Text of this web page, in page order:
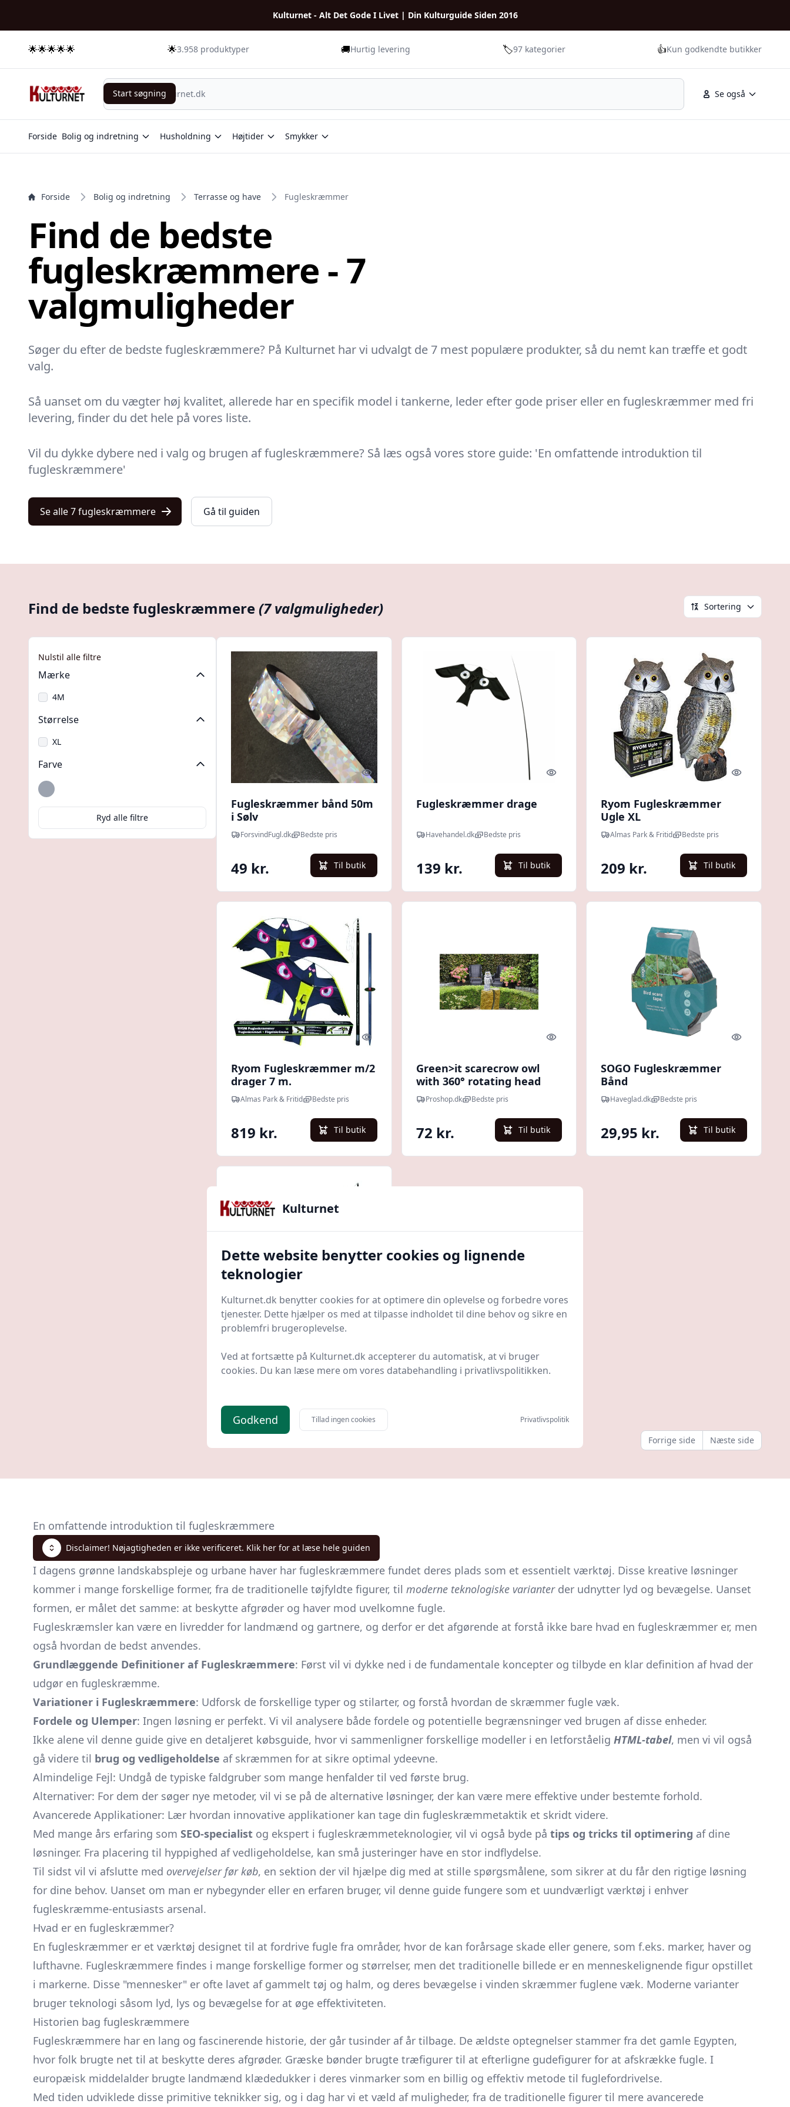
Kulturnet - Alt Det Gode I Livet | Din Kulturguide Siden 2016
🌟🌟🌟🌟🌟 🌟3.958 produktyper 🚚Hurtig levering 🏷️97 kategorier 👍Kun godkendte butikker
Se også
Start søgning
Start søgning
Forside Bolig og indretning Husholdning Højtider Smykker
Forside Bolig og indretning Terrasse og have Fugleskræmmer
Find de bedste
fugleskræmmere - 7
valgmuligheder
Søger du efter de bedste fugleskræmmere? På Kulturnet har vi udvalgt de 7 mest populære produkter, så du nemt kan træffe et godt
valg.
Så uanset om du vægter høj kvalitet, allerede har en specifik model i tankerne, leder efter gode priser eller en fugleskræmmer med fri
levering, finder du det hele på vores liste.
Vil du dykke dybere ned i valg og brugen af fugleskræmmere? Så læs også vores store guide: 'En omfattende introduktion til
fugleskræmmere'
Se alle 7 fugleskræmmere Gå til guiden
Find de bedste fugleskræmmere(7 valgmuligheder) Sortering
Nulstil alle filtre
Mærke
4M
Størrelse
XL
Farve
Sølv
Ryd alle filtre
Quick look
Fugleskræmmer bånd 50m
i Sølv
ForsvindFugl.dk Bedste pris
49 kr. Til butik
Quick look
Fugleskræmmer drage
Havehandel.dk Bedste pris
139 kr. Til butik
Quick look
Ryom Fugleskræmmer
Ugle XL
Almas Park & Fritid Bedste pris
209 kr. Til butik
Quick look
Ryom Fugleskræmmer m/2
drager 7 m.
Almas Park & Fritid Bedste pris
819 kr. Til butik
Quick look
Green>it scarecrow owl
with 360° rotating head
(1pcs)
Proshop.dk Bedste pris
72 kr. Til butik
Quick look
SOGO Fugleskræmmer
Bånd
Haveglad.dk Bedste pris
29,95 kr. Til butik
Quick look
Ryom Fugleskræmmer m/
Almas Park & Fritid
Forrige side Næste side
En omfattende introduktion til fugleskræmmere
Disclaimer! Nøjagtigheden er ikke verificeret. Klik her for at læse hele guiden
I dagens grønne landskabspleje og urbane haver har fugleskræmmere fundet deres plads som et essentielt værktøj. Disse kreative løsninger
kommer i mange forskellige former, fra de traditionelle tøjfyldte figurer, til moderne teknologiske varianterder udnytter lyd og bevægelse. Uanset
formen, er målet det samme: at beskytte afgrøder og haver mod uvelkomne fugle.
Fugleskræmsler kan være en livredder for landmænd og gartnere, og derfor er det afgørende at forstå ikke bare hvad en fugleskræmmer er, men
også hvordan de bedst anvendes.
Grundlæggende Definitioner af Fugleskræmmere: Først vil vi dykke ned i de fundamentale koncepter og tilbyde en klar definition af hvad der
udgør en fugleskræmme.
Variationer i Fugleskræmmere: Udforsk de forskellige typer og stilarter, og forstå hvordan de skræmmer fugle væk.
Fordele og Ulemper: Ingen løsning er perfekt. Vi vil analysere både fordele og potentielle begrænsninger ved brugen af disse enheder.
Ikke alene vil denne guide give en detaljeret købsguide, hvor vi sammenligner forskellige modeller i en letforståelig HTML-tabel, men vi vil også
gå videre til brug og vedligeholdelse af skræmmen for at sikre optimal ydeevne.
Almindelige Fejl: Undgå de typiske faldgruber som mange henfalder til ved første brug.
Alternativer: For dem der søger nye metoder, vil vi se på de alternative løsninger, der kan være mere effektive under bestemte forhold.
Avancerede Applikationer: Lær hvordan innovative applikationer kan tage din fugleskræmmetaktik et skridt videre.
Med mange års erfaring som SEO-specialist og ekspert i fugleskræmmeteknologier, vil vi også byde på tips og tricks til optimering af dine
løsninger. Fra placering til hyppighed af vedligeholdelse, kan små justeringer have en stor indflydelse.
Til sidst vil vi afslutte med overvejelser før køb, en sektion der vil hjælpe dig med at stille spørgsmålene, som sikrer at du får den rigtige løsning
for dine behov. Uanset om man er nybegynder eller en erfaren bruger, vil denne guide fungere som et uundværligt værktøj i enhver
fugleskræmme-entusiasts arsenal.
Hvad er en fugleskræmmer?
En fugleskræmmer er et værktøj designet til at fordrive fugle fra områder, hvor de kan forårsage skade eller genere, som f.eks. marker, haver og
lufthavne. Fugleskræmmere findes i mange forskellige former og størrelser, men det traditionelle billede er en menneskelignende figur opstillet
i markerne. Disse "mennesker" er ofte lavet af gammelt tøj og halm, og deres bevægelse i vinden skræmmer fuglene væk. Moderne varianter
bruger teknologi såsom lyd, lys og bevægelse for at øge effektiviteten.
Historien bag fugleskræmmere
Fugleskræmmere har en lang og fascinerende historie, der går tusinder af år tilbage. De ældste optegnelser stammer fra det gamle Egypten,
hvor folk brugte net til at beskytte deres afgrøder. Græske bønder brugte træfigurer til at efterligne gudefigurer for at afskrække fugle. I
europæisk middelalder brugte landmænd klædedukker i deres vinmarker som en billig og effektiv metode til fuglefordrivelse.
Med tiden udviklede disse primitive teknikker sig, og i dag har vi et væld af muligheder, fra de traditionelle figurer til mere avancerede
Kulturnet
Dette website benytter cookies og lignende
teknologier
Kulturnet.dk benytter cookies for at optimere din oplevelse og forbedre vores
tjenester. Dette hjælper os med at tilpasse indholdet til dine behov og sikre en
problemfri brugeroplevelse.
Ved at fortsætte på Kulturnet.dk accepterer du automatisk, at vi bruger
cookies. Du kan læse mere om vores databehandling i privatlivspolitikken.
Godkend Tillad ingen cookies Privatlivspolitik